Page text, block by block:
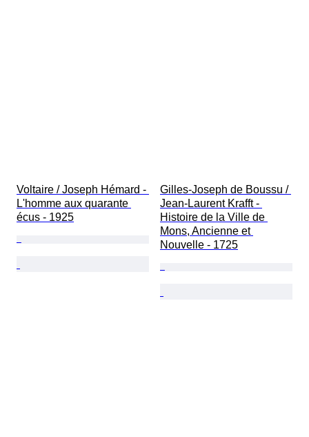
Voltaire / Joseph Hémard -
L'homme aux quarante
écus - 1925
Gilles-Joseph de Boussu /
Jean-Laurent Krafft -
Histoire de la Ville de
Mons, Ancienne et
Nouvelle - 1725